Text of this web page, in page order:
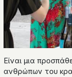
Είναι μια
ανθρώπων του